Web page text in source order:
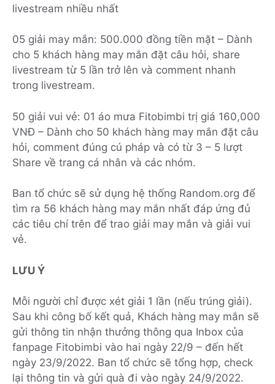
livestream nhiều nhất
05 giải may mắn: 500.000 đồng tiền mặt – Dành
cho 5 khách hàng may mắn đặt câu hỏi, share
livestream từ 5 lần trở lên và comment nhanh
trong livestream.
50 giải vui vẻ: 01 áo mưa Fitobimbi trị giá 160,000
VNĐ – Dành cho 50 khách hàng may mắn đặt câu
hỏi, comment đúng cú pháp và có từ 3 – 5 lượt
Share về trang cá nhân và các nhóm.
Ban tổ chức sẽ sử dụng hệ thống Random.org để
tìm ra 56 khách hàng may mắn nhất đáp ứng đủ
các tiêu chí trên để trao giải may mắn và giải vui
vẻ.
LƯU Ý
Mỗi người chỉ được xét giải 1 lần (nếu trúng giải).
Sau khi công bố kết quả, Khách hàng may mắn sẽ
gửi thông tin nhận thưởng thông qua Inbox của
fanpage Fitobimbi vào hai ngày 22/9 – đến hết
ngày 23/9/2022. Ban tổ chức sẽ tổng hợp, check
lại thông tin và gửi quà đi vào ngày 24/9/2022.